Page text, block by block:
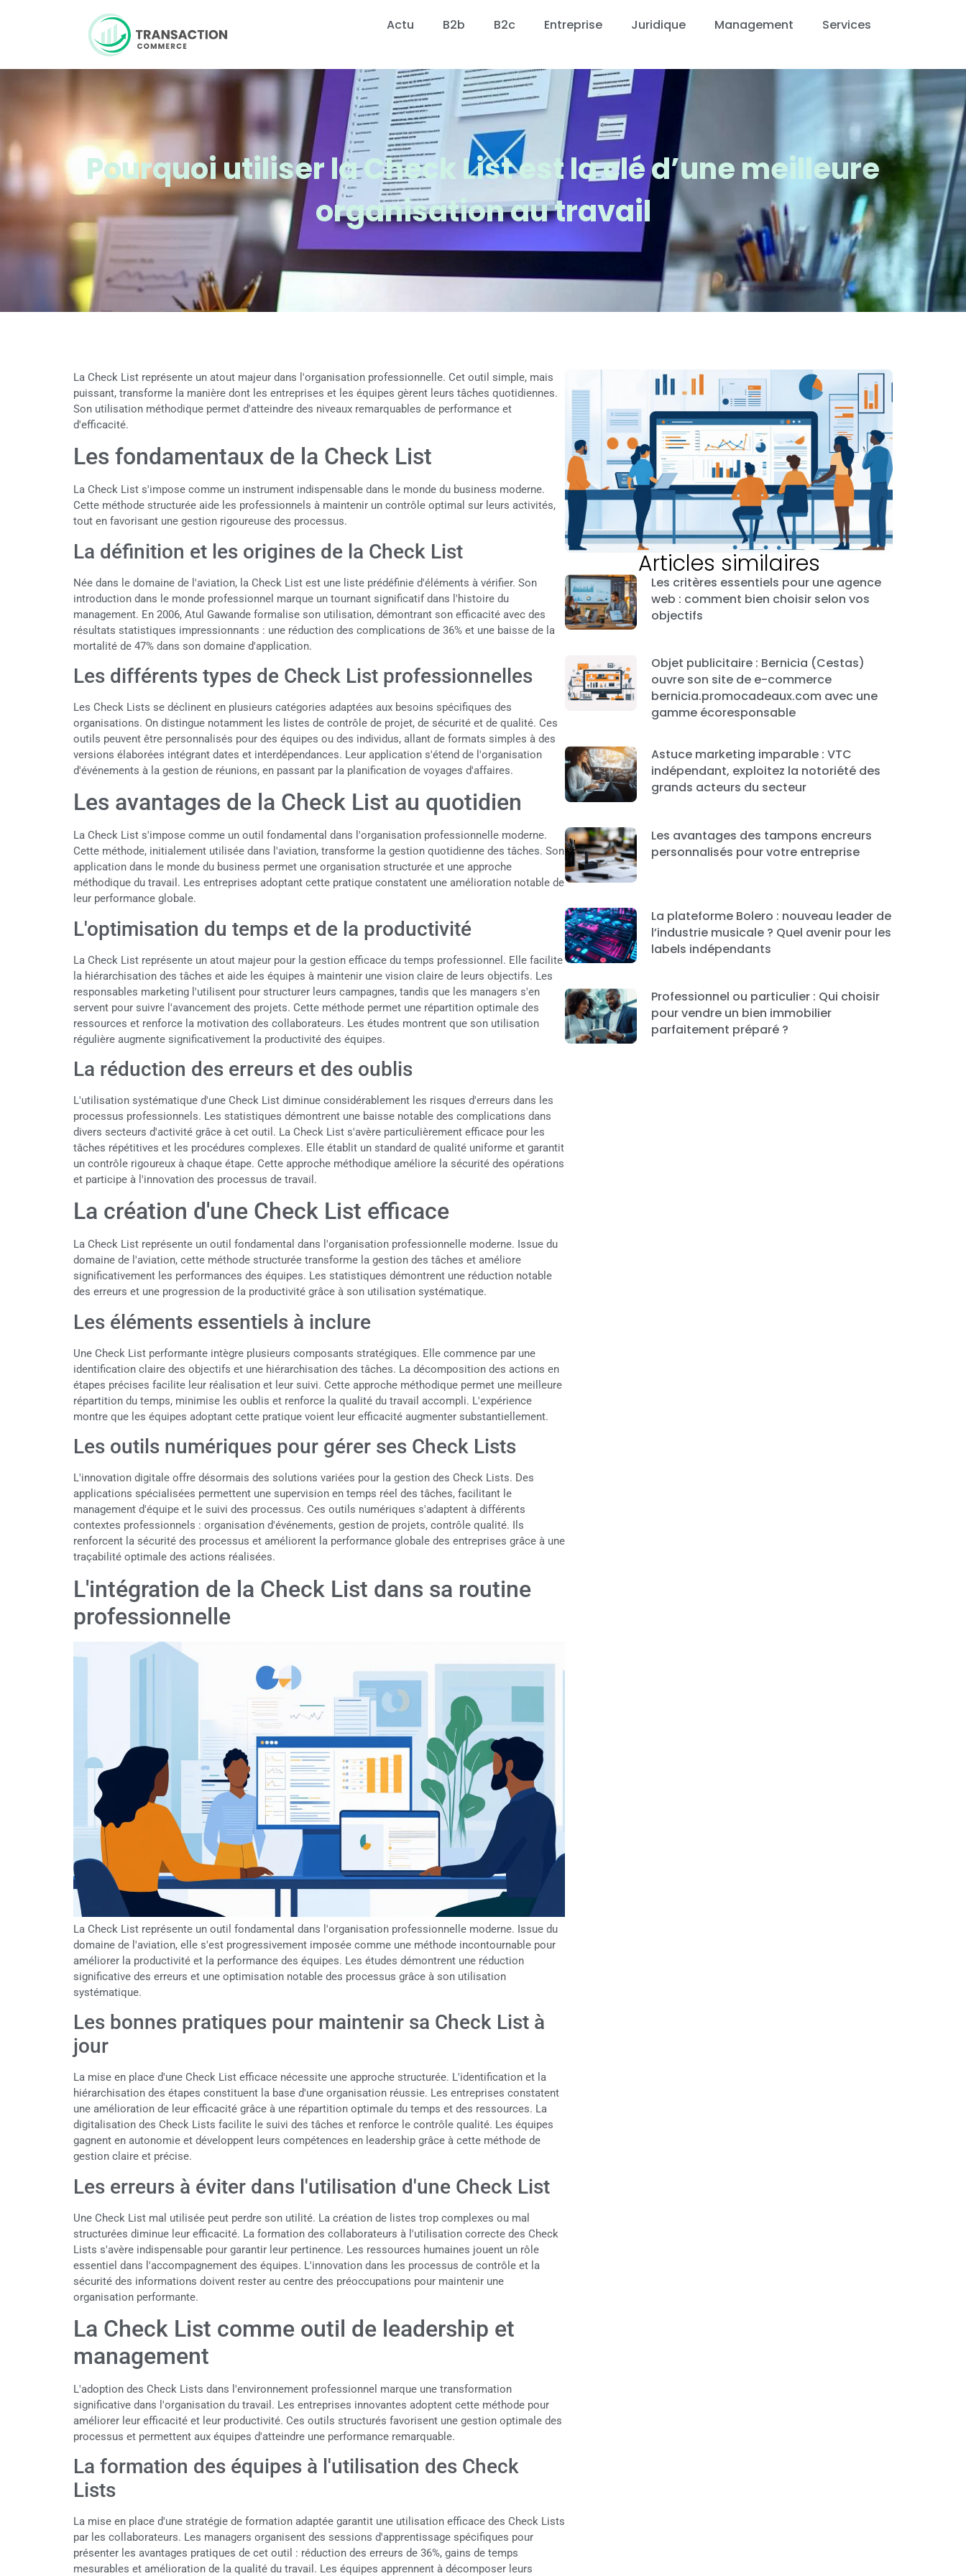
Actu B2b B2c Entreprise Juridique Management Services
Pourquoi utiliser la Check List est la clé d’une meilleure
organisation au travail
La Check List représente un atout majeur dans l'organisation professionnelle. Cet outil simple, mais
puissant, transforme la manière dont les entreprises et les équipes gèrent leurs tâches quotidiennes.
Son utilisation méthodique permet d'atteindre des niveaux remarquables de performance et
d'efficacité.
Les fondamentaux de la Check List
La Check List s'impose comme un instrument indispensable dans le monde du business moderne.
Cette méthode structurée aide les professionnels à maintenir un contrôle optimal sur leurs activités,
tout en favorisant une gestion rigoureuse des processus.
La définition et les origines de la Check List
Née dans le domaine de l'aviation, la Check List est une liste prédéfinie d'éléments à vérifier. Son
introduction dans le monde professionnel marque un tournant significatif dans l'histoire du
management. En 2006, Atul Gawande formalise son utilisation, démontrant son efficacité avec des
résultats statistiques impressionnants : une réduction des complications de 36% et une baisse de la
mortalité de 47% dans son domaine d'application.
Les différents types de Check List professionnelles
Les Check Lists se déclinent en plusieurs catégories adaptées aux besoins spécifiques des
organisations. On distingue notamment les listes de contrôle de projet, de sécurité et de qualité. Ces
outils peuvent être personnalisés pour des équipes ou des individus, allant de formats simples à des
versions élaborées intégrant dates et interdépendances. Leur application s'étend de l'organisation
d'événements à la gestion de réunions, en passant par la planification de voyages d'affaires.
Les avantages de la Check List au quotidien
La Check List s'impose comme un outil fondamental dans l'organisation professionnelle moderne.
Cette méthode, initialement utilisée dans l'aviation, transforme la gestion quotidienne des tâches. Son
application dans le monde du business permet une organisation structurée et une approche
méthodique du travail. Les entreprises adoptant cette pratique constatent une amélioration notable de
leur performance globale.
L'optimisation du temps et de la productivité
La Check List représente un atout majeur pour la gestion efficace du temps professionnel. Elle facilite
la hiérarchisation des tâches et aide les équipes à maintenir une vision claire de leurs objectifs. Les
responsables marketing l'utilisent pour structurer leurs campagnes, tandis que les managers s'en
servent pour suivre l'avancement des projets. Cette méthode permet une répartition optimale des
ressources et renforce la motivation des collaborateurs. Les études montrent que son utilisation
régulière augmente significativement la productivité des équipes.
La réduction des erreurs et des oublis
L'utilisation systématique d'une Check List diminue considérablement les risques d'erreurs dans les
processus professionnels. Les statistiques démontrent une baisse notable des complications dans
divers secteurs d'activité grâce à cet outil. La Check List s'avère particulièrement efficace pour les
tâches répétitives et les procédures complexes. Elle établit un standard de qualité uniforme et garantit
un contrôle rigoureux à chaque étape. Cette approche méthodique améliore la sécurité des opérations
et participe à l'innovation des processus de travail.
La création d'une Check List efficace
La Check List représente un outil fondamental dans l'organisation professionnelle moderne. Issue du
domaine de l'aviation, cette méthode structurée transforme la gestion des tâches et améliore
significativement les performances des équipes. Les statistiques démontrent une réduction notable
des erreurs et une progression de la productivité grâce à son utilisation systématique.
Les éléments essentiels à inclure
Une Check List performante intègre plusieurs composants stratégiques. Elle commence par une
identification claire des objectifs et une hiérarchisation des tâches. La décomposition des actions en
étapes précises facilite leur réalisation et leur suivi. Cette approche méthodique permet une meilleure
répartition du temps, minimise les oublis et renforce la qualité du travail accompli. L'expérience
montre que les équipes adoptant cette pratique voient leur efficacité augmenter substantiellement.
Les outils numériques pour gérer ses Check Lists
L'innovation digitale offre désormais des solutions variées pour la gestion des Check Lists. Des
applications spécialisées permettent une supervision en temps réel des tâches, facilitant le
management d'équipe et le suivi des processus. Ces outils numériques s'adaptent à différents
contextes professionnels : organisation d'événements, gestion de projets, contrôle qualité. Ils
renforcent la sécurité des processus et améliorent la performance globale des entreprises grâce à une
traçabilité optimale des actions réalisées.
L'intégration de la Check List dans sa routine
professionnelle
La Check List représente un outil fondamental dans l'organisation professionnelle moderne. Issue du
domaine de l'aviation, elle s'est progressivement imposée comme une méthode incontournable pour
améliorer la productivité et la performance des équipes. Les études démontrent une réduction
significative des erreurs et une optimisation notable des processus grâce à son utilisation
systématique.
Les bonnes pratiques pour maintenir sa Check List à
jour
La mise en place d'une Check List efficace nécessite une approche structurée. L'identification et la
hiérarchisation des étapes constituent la base d'une organisation réussie. Les entreprises constatent
une amélioration de leur efficacité grâce à une répartition optimale du temps et des ressources. La
digitalisation des Check Lists facilite le suivi des tâches et renforce le contrôle qualité. Les équipes
gagnent en autonomie et développent leurs compétences en leadership grâce à cette méthode de
gestion claire et précise.
Les erreurs à éviter dans l'utilisation d'une Check List
Une Check List mal utilisée peut perdre son utilité. La création de listes trop complexes ou mal
structurées diminue leur efficacité. La formation des collaborateurs à l'utilisation correcte des Check
Lists s'avère indispensable pour garantir leur pertinence. Les ressources humaines jouent un rôle
essentiel dans l'accompagnement des équipes. L'innovation dans les processus de contrôle et la
sécurité des informations doivent rester au centre des préoccupations pour maintenir une
organisation performante.
La Check List comme outil de leadership et
management
L'adoption des Check Lists dans l'environnement professionnel marque une transformation
significative dans l'organisation du travail. Les entreprises innovantes adoptent cette méthode pour
améliorer leur efficacité et leur productivité. Ces outils structurés favorisent une gestion optimale des
processus et permettent aux équipes d'atteindre une performance remarquable.
La formation des équipes à l'utilisation des Check
Lists
La mise en place d'une stratégie de formation adaptée garantit une utilisation efficace des Check Lists
par les collaborateurs. Les managers organisent des sessions d'apprentissage spécifiques pour
présenter les avantages pratiques de cet outil : réduction des erreurs de 36%, gains de temps
mesurables et amélioration de la qualité du travail. Les équipes apprennent à décomposer leurs
Articles similaires
Les critères essentiels pour une agence
web : comment bien choisir selon vos
objectifs
Objet publicitaire : Bernicia (Cestas)
ouvre son site de e-commerce
bernicia.promocadeaux.com avec une
gamme écoresponsable
Astuce marketing imparable : VTC
indépendant, exploitez la notoriété des
grands acteurs du secteur
Les avantages des tampons encreurs
personnalisés pour votre entreprise
La plateforme Bolero : nouveau leader de
l’industrie musicale ? Quel avenir pour les
labels indépendants
Professionnel ou particulier : Qui choisir
pour vendre un bien immobilier
parfaitement préparé ?